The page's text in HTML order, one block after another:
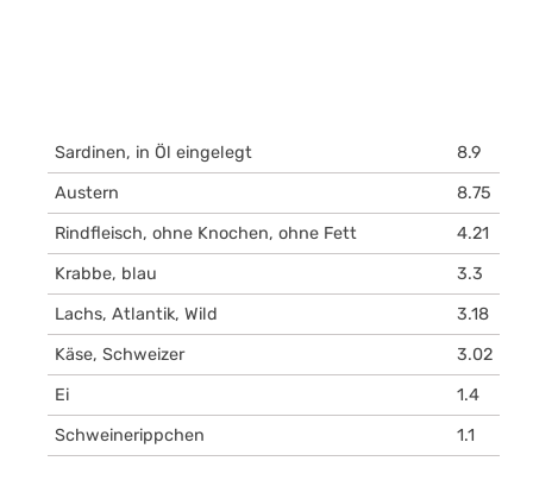
Sardinen, in Öl eingelegt
8.9
Austern
8.75
Rindfleisch, ohne Knochen, ohne Fett
4.21
Krabbe, blau
3.3
Lachs, Atlantik, Wild
3.18
Käse, Schweizer
3.02
Ei
1.4
Schweinerippchen
1.1